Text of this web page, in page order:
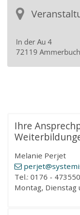
Ihre
Melanie Perjet
perjet
Tel.: 0176 -
Montag,